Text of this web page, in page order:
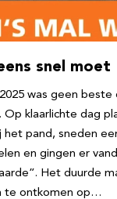
snel moet
was geen beste
Op klaarlichte dag
het pand, sneden
en gingen er
Het duurde
te ontkomen op…